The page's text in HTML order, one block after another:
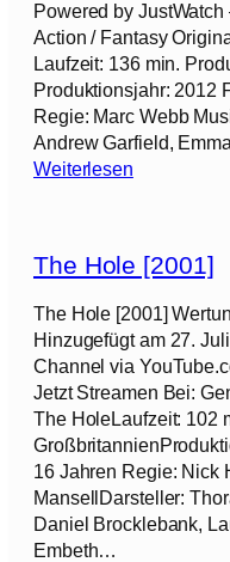
R
i
s
e
o
f
E
t
r
o
[
2
0
1
4
]
–
R
i
s
k
a
n
s
p
i
e
l
[
2
0
1
3
Powered by
Action / Fantasy
Laufzeit: 136 min.
Produktionsjahr: 2012
Regie: Marc Webb
Andrew Garfield,
Weiterlesen:
A
a
z
i
n
g
S
p
i
d
The Hole [2001]
The Hole [2001]
Hinzugefügt am 27.
Channel via
Jetzt Streamen Bei:
The HoleLaufzeit: 102
16 Jahren Regie: Nick
MansellDarsteller:
Daniel Brocklebank,
Embeth…